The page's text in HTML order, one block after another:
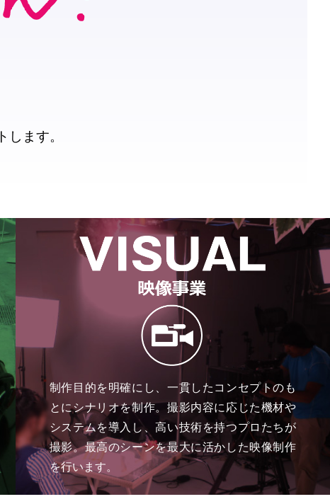
ます。
制作目的を明確にし、一貫したコンセプトのも
とにシナリオを制作。撮影内容に応じた機材や
システムを導入し、高い技術を持つプロたちが
撮影。最高のシーンを最大に活かした映像制作
を行います。